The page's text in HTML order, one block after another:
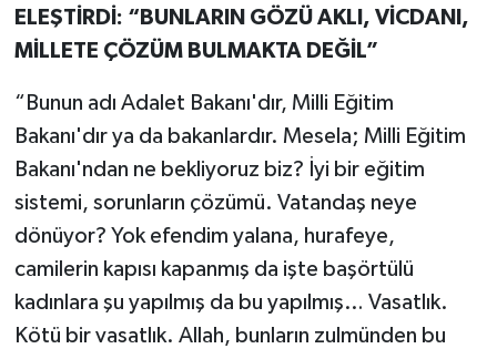
ELEŞTİRDİ: “BUNLARIN GÖZÜ AKLI, VİCDANI,
MİLLETE ÇÖZÜM BULMAKTA DEĞİL”
“Bunun adı Adalet Bakanı'dır, Milli Eğitim
Bakanı'dır ya da bakanlardır. Mesela; Milli Eğitim
Bakanı'ndan ne bekliyoruz biz? İyi bir eğitim
sistemi, sorunların çözümü. Vatandaş neye
dönüyor? Yok efendim yalana, hurafeye,
camilerin kapısı kapanmış da işte başörtülü
kadınlara şu yapılmış da bu yapılmış… Vasatlık.
Kötü bir vasatlık. Allah, bunların zulmünden bu